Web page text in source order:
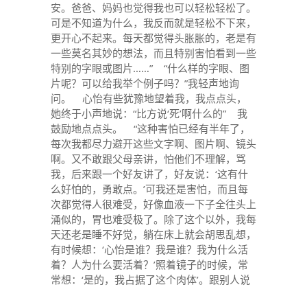
安。爸爸、妈妈也觉得我也可以轻松轻松了。
可是不知道为什么，我反而就是轻松不下来，
更开心不起来。每天都觉得头胀胀的，老是有
一些莫名其妙的想法，而且特别害怕看到一些
特别的字眼或图片……” “什么样的字眼、图
片呢？可以给我举个例子吗？”我轻声地询
问。 心怡有些犹豫地望着我，我点点头，
她终于小声地说：“比方说‘死’啊什么的” 我
鼓励地点点头。 “这种害怕已经有半年了，
每次我都尽力避开这些文字啊、图片啊、镜头
啊。又不敢跟父母亲讲，怕他们不理解，骂
我，后来跟一个好友讲了，好友说：‘这有什
么好怕的，勇敢点。’可我还是害怕，而且每
次都觉得人很难受，好像血液一下子全往头上
涌似的，胃也难受极了。除了这个以外，我每
天还老是睡不好觉，躺在床上就会胡思乱想，
有时候想：‘心怡是谁？我是谁？我为什么活
着？人为什么要活着？’照着镜子的时候，常
常想：‘是的，我占据了这个肉体’。跟别人说